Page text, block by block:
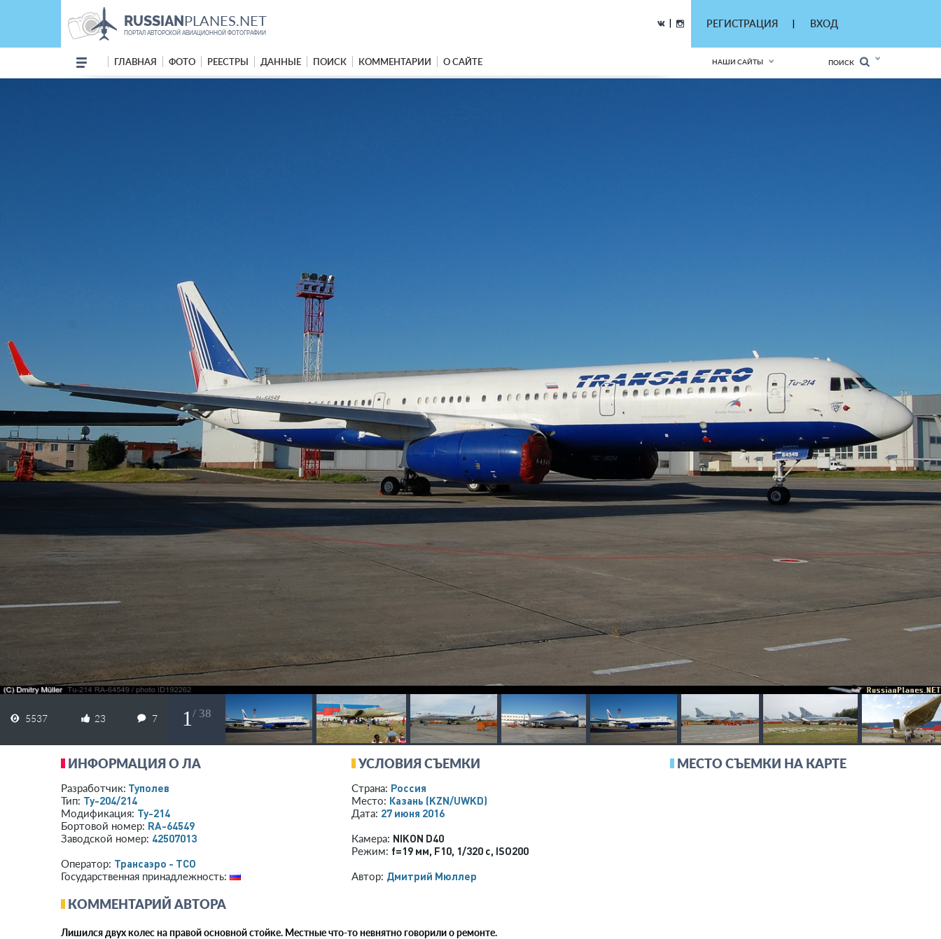
RUSSIANPLANES.NET
ПОРТАЛ АВТОРСКОЙ АВИАЦИОННОЙ ФОТОГРАФИИ
РЕГИСТРАЦИЯ ВХОД
ГЛАВНАЯ ФОТО РЕЕСТРЫ ДАННЫЕ ПОИСК КОММЕНТАРИИ О САЙТЕ НАШИ САЙТЫ ПОИСК
5537 23 7 1 / 38
ИНФОРМАЦИЯ О ЛА
Разработчик: Туполев
Тип: Ту-204/214
Модификация: Ту-214
Бортовой номер: RA-64549
Заводской номер: 42507013
Оператор: Трансаэро - ТСО
Государственная принадлежность:
УСЛОВИЯ СЪЕМКИ
Страна: Россия
Место: Казань (KZN/UWKD)
Дата: 27 июня 2016
Камера: NIKON D40
Режим: f=19 мм, F10, 1/320 с, ISO200
Автор: Дмитрий Мюллер
КОММЕНТАРИЙ АВТОРА
Лишился двух колес на правой основной стойке. Местные что-то невнятно говорили о ремонте.
МЕСТО СЪЕМКИ НА КАРТЕ